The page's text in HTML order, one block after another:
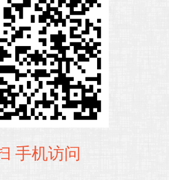
手机访问